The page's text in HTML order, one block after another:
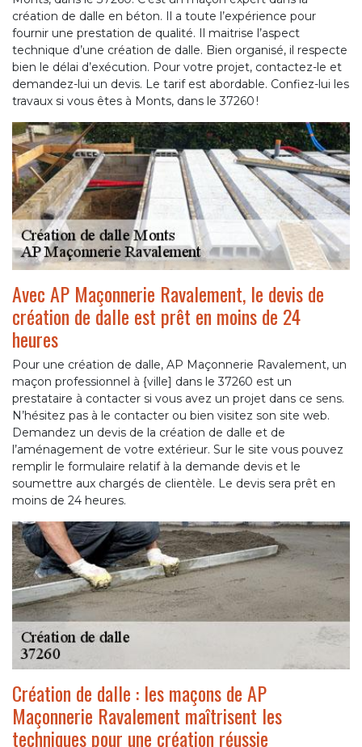
création de dalle en béton. Il a toute l’expérience pour
fournir une prestation de qualité. Il maitrise l’aspect
technique d’une création de dalle. Bien organisé, il respecte
bien le délai d’exécution. Pour votre projet, contactez-le et
demandez-lui un devis. Le tarif est abordable. Confiez-lui les
travaux si vous êtes à Monts, dans le 37260 !
Avec AP Maçonnerie Ravalement, le devis de
création de dalle est prêt en moins de 24
heures
Pour une création de dalle, AP Maçonnerie Ravalement, un
maçon professionnel à {ville] dans le 37260 est un
prestataire à contacter si vous avez un projet dans ce sens.
N’hésitez pas à le contacter ou bien visitez son site web.
Demandez un devis de la création de dalle et de
l’aménagement de votre extérieur. Sur le site vous pouvez
remplir le formulaire relatif à la demande devis et le
soumettre aux chargés de clientèle. Le devis sera prêt en
moins de 24 heures.
Création de dalle : les maçons de AP
Maçonnerie Ravalement maîtrisent les
techniques pour une création réussie